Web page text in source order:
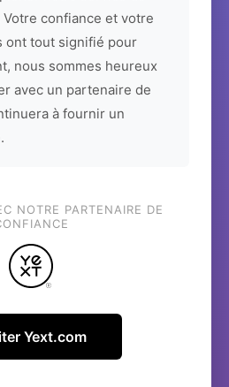
confiance et votre
ont tout signifié pour
nous sommes heureux
avec un partenaire de
à fournir un
NOTRE PARTENAIRE DE
Yext.com